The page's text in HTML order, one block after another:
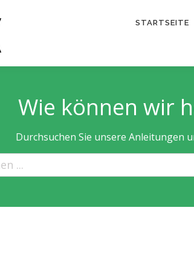
STARTSEITE
Wie können wir
Durchsuchen Sie unsere Anleitungen